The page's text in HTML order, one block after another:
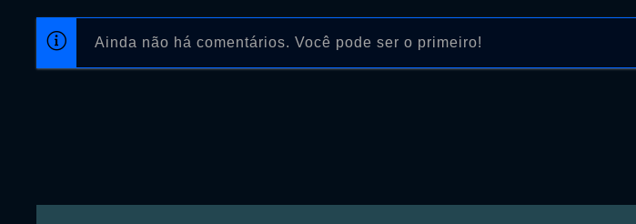
Ainda não há comentários. Você pode ser o primeiro!